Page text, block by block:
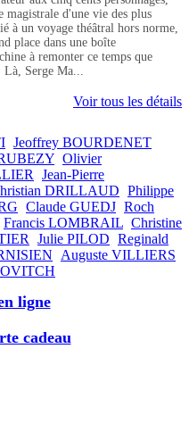
magistrale d'une vie des plus
à un voyage théâtral hors norme,
place dans une boîte
à remonter ce temps que
Là, Serge Ma...
Voir tous les détails
Jeoffrey BOURDENET
Olivier
Jean-Pierre
DRILLAUD Philippe
Claude GUEDJ Roch
Francis LOMBRAIL Christine
Julie PILOD Reginald
Auguste VILLIERS
ligne
cadeau